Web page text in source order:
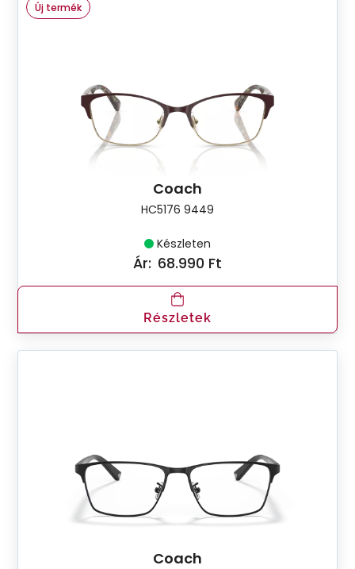
Új termék
Coach
HC5176 9449
Készleten
Ár: 68.990 Ft
Részletek
Coach